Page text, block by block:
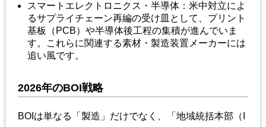
スマートエレクトロニクス・半導体：米中対立によ
るサプライチェーン再編の受け皿として、プリント
基板（PCB）や半導体後工程の集積が進んでいま
す。これらに関連する素材・製造装置メーカーには
追い風です。
2026年のBOI戦略
BOIは単なる「製造」だけでなく、「地域統括本部（I